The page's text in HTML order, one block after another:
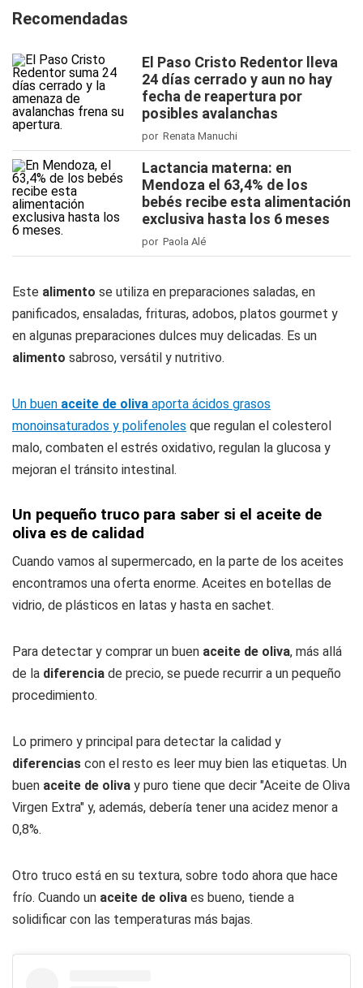
Recomendadas
El Paso Cristo Redentor lleva
24 días cerrado y aun no hay
fecha de reapertura por
posibles avalanchas
por Renata Manuchi
Lactancia materna: en
Mendoza el 63,4% de los
bebés recibe esta alimentación
exclusiva hasta los 6 meses
por Paola Alé
Este alimento se utiliza en preparaciones saladas, en
panificados, ensaladas, frituras, adobos, platos gourmet y
en algunas preparaciones dulces muy delicadas. Es un
alimento sabroso, versátil y nutritivo.
Un buen aceite de oliva aporta ácidos grasos
monoinsaturados y polifenoles que regulan el colesterol
malo, combaten el estrés oxidativo, regulan la glucosa y
mejoran el tránsito intestinal.
Un pequeño truco para saber si el aceite de
oliva es de calidad
Cuando vamos al supermercado, en la parte de los aceites
encontramos una oferta enorme. Aceites en botellas de
vidrio, de plásticos en latas y hasta en sachet.
Para detectar y comprar un buen aceite de oliva, más allá
de la diferencia de precio, se puede recurrir a un pequeño
procedimiento.
Lo primero y principal para detectar la calidad y
diferencias con el resto es leer muy bien las etiquetas. Un
buen aceite de oliva y puro tiene que decir "Aceite de Oliva
Virgen Extra" y, además, debería tener una acidez menor a
0,8%.
Otro truco está en su textura, sobre todo ahora que hace
frío. Cuando un aceite de oliva es bueno, tiende a
solidificar con las temperaturas más bajas.